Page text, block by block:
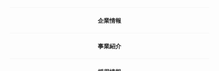
企業情報
事業紹介